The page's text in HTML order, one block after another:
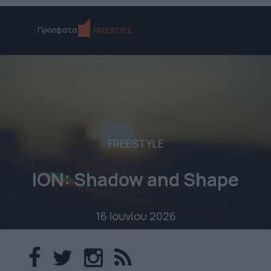
Πρόσφατα FREESTYLE
FREESTYLE
ION: Shadow and Shape
16 Ιουνίου 2026